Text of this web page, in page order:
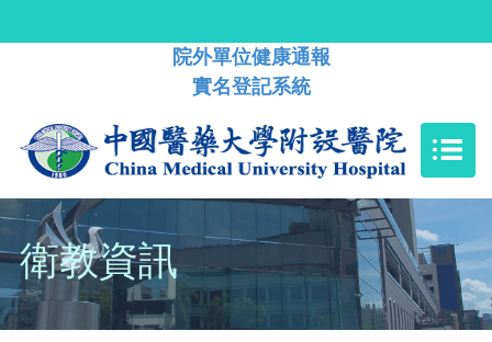
院外單位健康通報
實名登記系統
衛教資訊